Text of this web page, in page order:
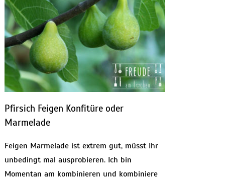
Pfirsich Feigen Konfitüre oder
Marmelade
Feigen Marmelade ist extrem gut, müsst Ihr
unbedingt mal ausprobieren. Ich bin
Momentan am kombinieren und kombiniere